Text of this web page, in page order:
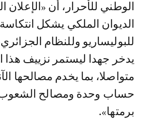
الوطني للأحرار، أن «الإعلان
الديوان الملكي يشكل
للبوليساريو وللنظام
يدخر جهدا ليستمر نزييف هذا
متواصلا، بما يخدم مصالحها
حساب وحدة ومصالح الشعوب
برمتها».